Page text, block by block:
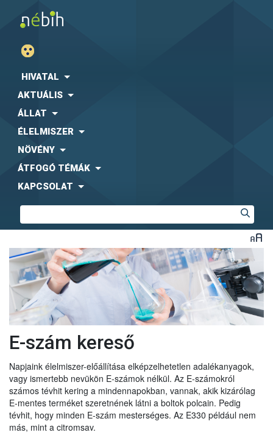
HIVATAL
AKTUÁLIS
ÁLLAT
ÉLELMISZER
NÖVÉNY
ÁTFOGÓ TÉMÁK
KAPCSOLAT
E-szám kereső
Napjaink élelmiszer-előállítása elképzelhetetlen adalékanyagok,
vagy ismertebb nevükön E-számok nélkül. Az E-számokról
számos tévhit kering a mindennapokban, vannak, akik kizárólag
E-mentes terméket szeretnének látni a boltok polcain. Pedig
tévhit, hogy minden E-szám mesterséges. Az E330 például nem
más, mint a citromsav.